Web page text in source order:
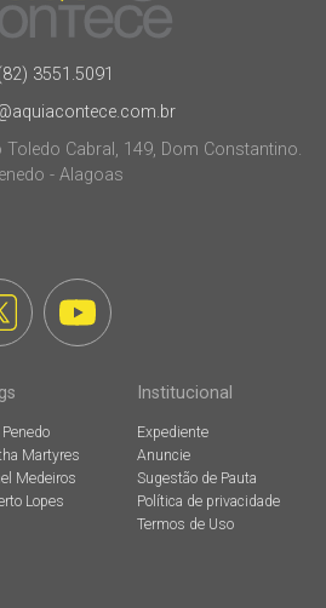
3551.5091
Cabral, 149, Dom Constantino.
- Alagoas
Martyres
Medeiros
Lopes
Institucional
Expediente
Anuncie
Sugestão de Pauta
Política de privacidade
Termos de Uso